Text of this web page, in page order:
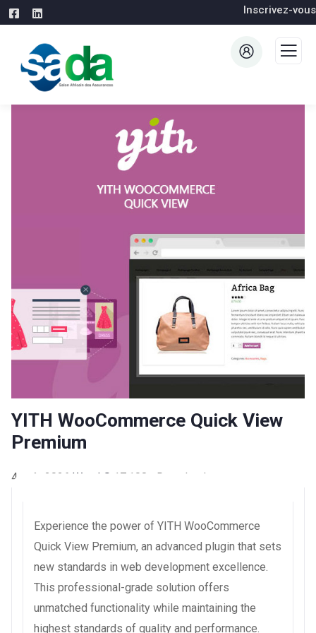
Inscrivez-vous
YITH WooCommerce Quick View
Premium
4 août 2026 WaraLS 17,108+ Downloads
Experience the power of YITH WooCommerce
Quick View Premium, an advanced plugin that sets
new standards in web development excellence.
This professional-grade solution offers
unmatched functionality while maintaining the
highest standards of quality and performance.